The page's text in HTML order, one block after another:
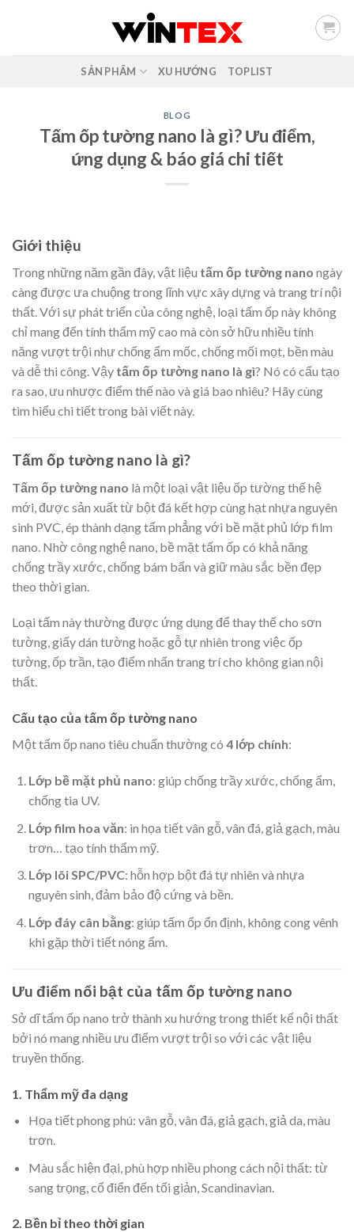
SẢN PHẨM XU HƯỚNG TOPLIST
BLOG
Tấm ốp tường nano là gì? Ưu điểm,
ứng dụng & báo giá chi tiết
Giới thiệu
Trong những năm gần đây, vật liệu tấm ốp tường nano ngày
càng được ưa chuộng trong lĩnh vực xây dựng và trang trí nội
thất. Với sự phát triển của công nghệ, loại tấm ốp này không
chỉ mang đến tính thẩm mỹ cao mà còn sở hữu nhiều tính
năng vượt trội như chống ẩm mốc, chống mối mọt, bền màu
và dễ thi công. Vậy tấm ốp tường nano là gì? Nó có cấu tạo
ra sao, ưu nhược điểm thế nào và giá bao nhiêu? Hãy cùng
tìm hiểu chi tiết trong bài viết này.
Tấm ốp tường nano là gì?
Tấm ốp tường nano là một loại vật liệu ốp tường thế hệ
mới, được sản xuất từ bột đá kết hợp cùng hạt nhựa nguyên
sinh PVC, ép thành dạng tấm phẳng với bề mặt phủ lớp film
nano. Nhờ công nghệ nano, bề mặt tấm ốp có khả năng
chống trầy xước, chống bám bẩn và giữ màu sắc bền đẹp
theo thời gian.
Loại tấm này thường được ứng dụng để thay thế cho sơn
tường, giấy dán tường hoặc gỗ tự nhiên trong việc ốp
tường, ốp trần, tạo điểm nhấn trang trí cho không gian nội
thất.
Cấu tạo của tấm ốp tường nano
Một tấm ốp nano tiêu chuẩn thường có 4 lớp chính:
Lớp bề mặt phủ nano: giúp chống trầy xước, chống ẩm,
chống tia UV.
Lớp film hoa văn: in họa tiết vân gỗ, vân đá, giả gạch, màu
trơn… tạo tính thẩm mỹ.
Lớp lõi SPC/PVC: hỗn hợp bột đá tự nhiên và nhựa
nguyên sinh, đảm bảo độ cứng và bền.
Lớp đáy cân bằng: giúp tấm ốp ổn định, không cong vênh
khi gặp thời tiết nóng ẩm.
Ưu điểm nổi bật của tấm ốp tường nano
Sở dĩ tấm ốp nano trở thành xu hướng trong thiết kế nội thất
bởi nó mang nhiều ưu điểm vượt trội so với các vật liệu
truyền thống.
1. Thẩm mỹ đa dạng
Họa tiết phong phú: vân gỗ, vân đá, giả gạch, giả da, màu
trơn.
Màu sắc hiện đại, phù hợp nhiều phong cách nội thất: từ
sang trọng, cổ điển đến tối giản, Scandinavian.
2. Bền bỉ theo thời gian